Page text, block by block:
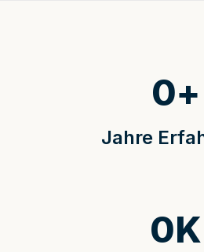
Jahre
0+
0K